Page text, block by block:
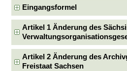
Eingangsformel
Artikel 1 Änderung des
Artikel 2 Änderung des
Freistaat Sachsen